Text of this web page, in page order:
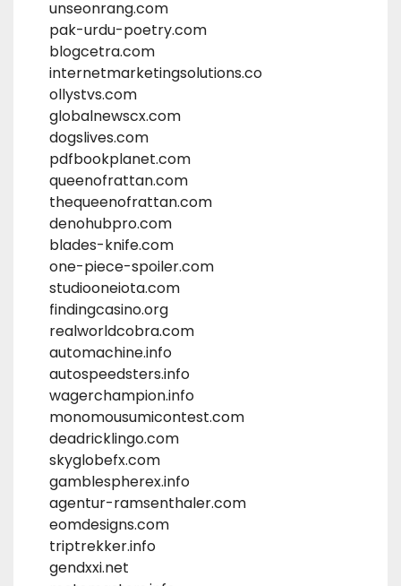
unseonrang.com
pak-urdu-poetry.com
blogcetra.com
internetmarketingsolutions.co
ollystvs.com
globalnewscx.com
dogslives.com
pdfbookplanet.com
queenofrattan.com
thequeenofrattan.com
denohubpro.com
blades-knife.com
one-piece-spoiler.com
studiooneiota.com
findingcasino.org
realworldcobra.com
automachine.info
autospeedsters.info
wagerchampion.info
monomousumicontest.com
deadricklingo.com
skyglobefx.com
gamblespherex.info
agentur-ramsenthaler.com
eomdesigns.com
triptrekker.info
gendxxi.net